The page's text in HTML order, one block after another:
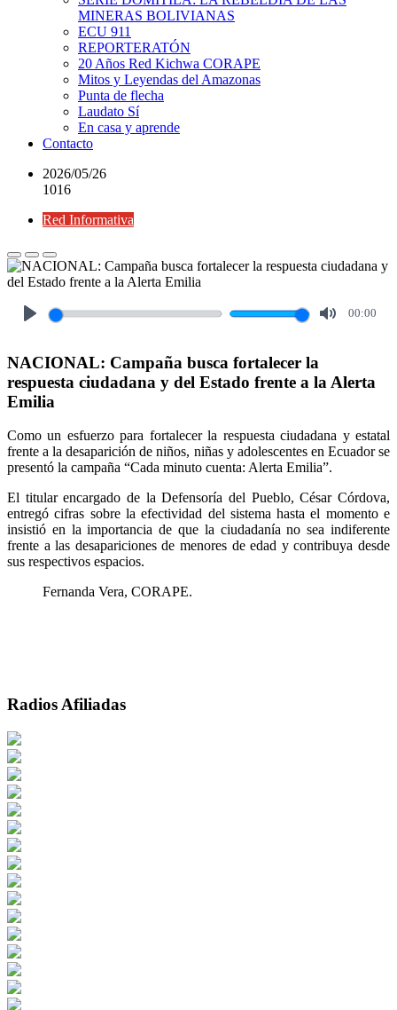
MINERAS BOLIVIANAS
ECU 911
REPORTERATÓN
20 Años Red Kichwa CORAPE
Mitos y Leyendas del Amazonas
Punta de flecha
Laudato Sí
En casa y aprende
Contacto
2026/05/26
1016
Red Informativa
00:00
NACIONAL: Campaña busca fortalecer la
respuesta ciudadana y del Estado frente a la Alerta
Emilia
Como un esfuerzo para fortalecer la respuesta ciudadana y estatal
frente a la desaparición de niños, niñas y adolescentes en Ecuador se
presentó la campaña “Cada minuto cuenta: Alerta Emilia”.
El titular encargado de la Defensoría del Pueblo, César Córdova,
entregó cifras sobre la efectividad del sistema hasta el momento e
insistió en la importancia de que la ciudadanía no sea indiferente
frente a las desapariciones de menores de edad y contribuya desde
sus respectivos espacios.
Fernanda Vera, CORAPE.
Radios Afiliadas